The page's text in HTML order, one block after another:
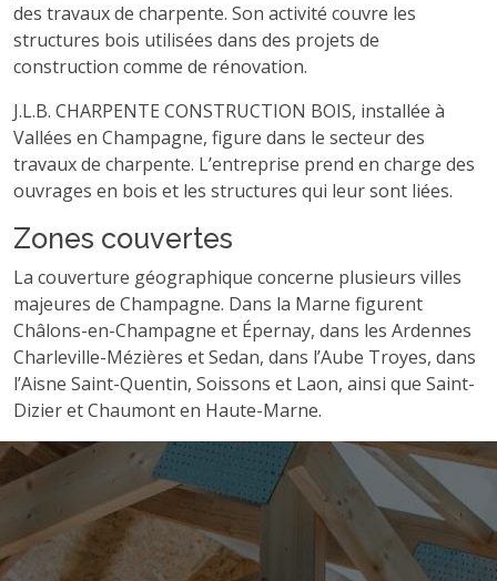
des travaux de charpente. Son activité couvre les
structures bois utilisées dans des projets de
construction comme de rénovation.
J.L.B. CHARPENTE CONSTRUCTION BOIS, installée à
Vallées en Champagne, figure dans le secteur des
travaux de charpente. L’entreprise prend en charge des
ouvrages en bois et les structures qui leur sont liées.
Zones couvertes
La couverture géographique concerne plusieurs villes
majeures de Champagne. Dans la Marne figurent
Châlons-en-Champagne et Épernay, dans les Ardennes
Charleville-Mézières et Sedan, dans l’Aube Troyes, dans
l’Aisne Saint-Quentin, Soissons et Laon, ainsi que Saint-
Dizier et Chaumont en Haute-Marne.